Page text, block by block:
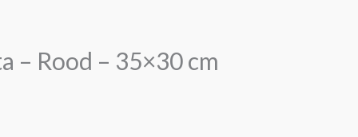
– Rood – 35×30 cm